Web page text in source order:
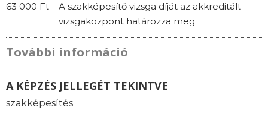
63 000 Ft - A szakképesítő vizsga díját az akkreditált
vizsgaközpont határozza meg
További információ
A KÉPZÉS JELLEGÉT TEKINTVE
szakképesítés